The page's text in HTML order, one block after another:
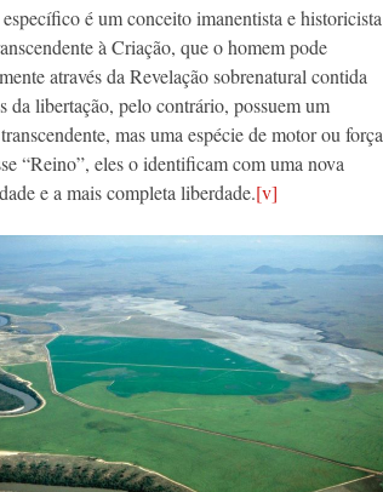
é um conceito imanentista e historicista
à Criação, que o homem pode
através da Revelação sobrenatural contida
da libertação, pelo contrário, possuem um
mas uma espécie de motor ou força
“Reino”, eles o identificam com uma nova
e a mais completa liberdade.[v]